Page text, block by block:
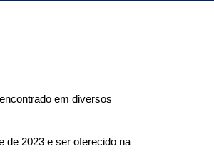
em diversos
de 2023 e ser oferecido na